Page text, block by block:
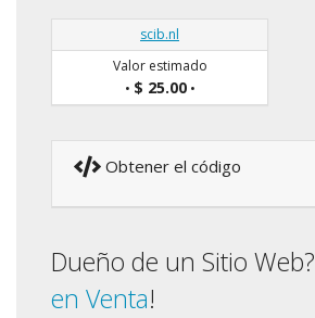
scib.nl
Valor estimado
• $ 25.00•
Obtener el código
Dueño de un Sitio Web?
en Venta!